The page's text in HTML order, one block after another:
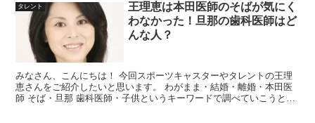
タレント
王理恵は本田医師のそばが気にく
わなかった！旦那の歯科医師はど
んな人？
みなさん、こんにちは！ 今回スポーツキャスターやタレントの王理
恵さんをご紹介したいと思います。 わがまま・結婚・離婚・本田医
師 そば・旦那 歯科医師・子供というキーワードで調べていこうと思